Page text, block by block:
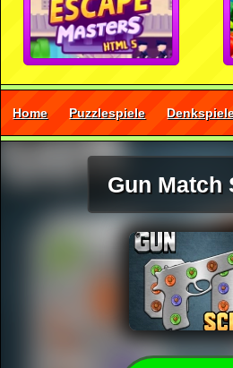
Home Puzzlespiele
Gun Match